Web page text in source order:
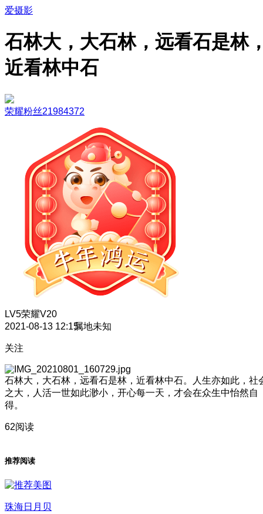
爱摄影
石林大，大石林，远看石是林
近看林中石
荣耀粉丝21984372
LV5荣耀V20
2021-08-13 12:15属地未知
关注
石林大，大石林，远看石是林，近看林中石。人生亦如此，社
之大，人活一世如此渺小，开心每一天，才会在众生中怡然自
得。
62阅读
推荐阅读
珠海日月贝